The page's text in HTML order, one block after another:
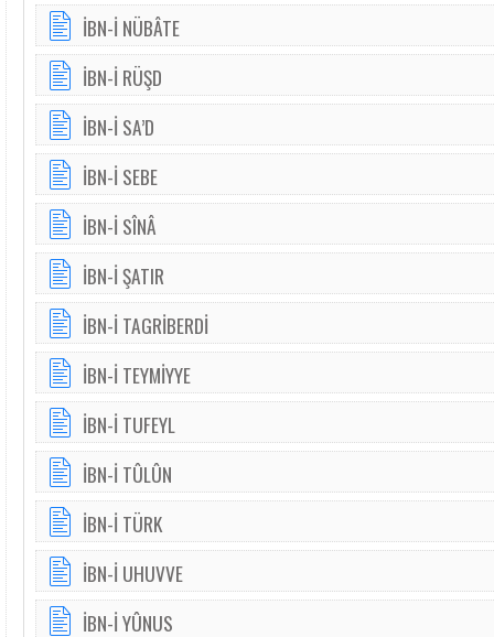
İBN-İ NÜBÂTE
İBN-İ RÜŞD
İBN-İ SA’D
İBN-İ SEBE
İBN-İ SÎNÂ
İBN-İ ŞATIR
İBN-İ TAGRİBERDİ
İBN-İ TEYMİYYE
İBN-İ TUFEYL
İBN-İ TÛLÛN
İBN-İ TÜRK
İBN-İ UHUVVE
İBN-İ YÛNUS